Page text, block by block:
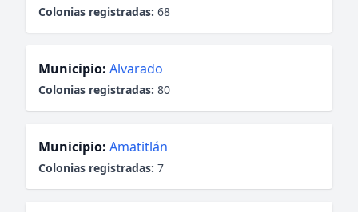
Colonias registradas: 68
Municipio: Alvarado
Colonias registradas: 80
Municipio: Amatitlán
Colonias registradas: 7